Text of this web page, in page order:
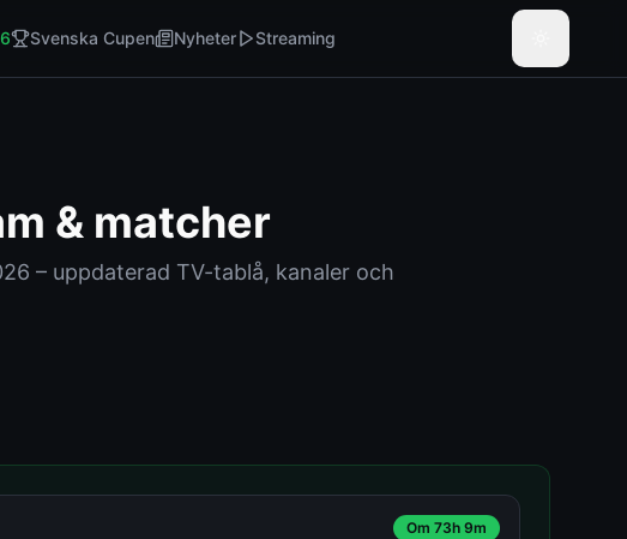
Svenska Cupen Nyheter Streaming
& matcher
– uppdaterad TV-tablå, kanaler och
Om 73h 9m